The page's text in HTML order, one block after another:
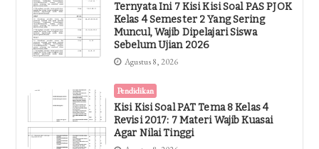
Ternyata Ini 7 Kisi Kisi Soal PAS PJOK
Kelas 4 Semester 2 Yang Sering
Muncul, Wajib Dipelajari Siswa
Sebelum Ujian 2026
Agustus 8, 2026
Pendidikan
Kisi Kisi Soal PAT Tema 8 Kelas 4
Revisi 2017: 7 Materi Wajib Kuasai
Agar Nilai Tinggi